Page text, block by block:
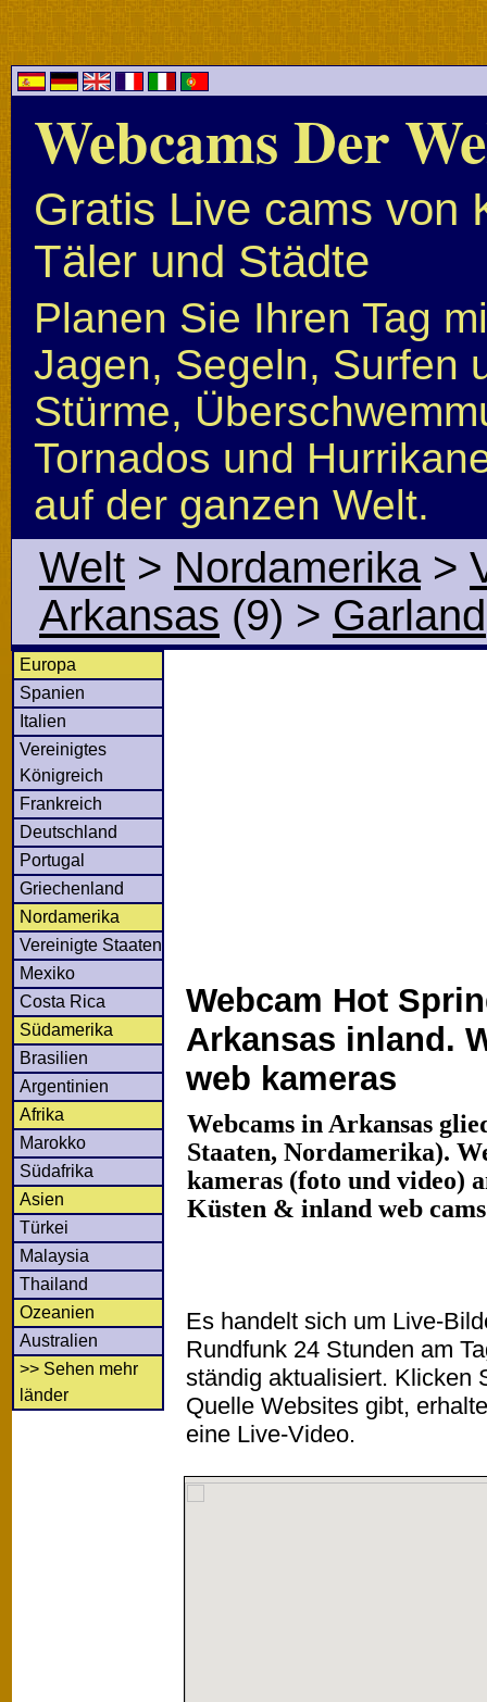
Webcams Der
Gratis Live cams von
Täler und Städte
Planen Sie Ihren Tag
Jagen, Segeln, Surfen
Stürme,
Tornados und
auf der ganzen Welt.
Welt > Nordamerika>
Arkansas (9) > Garland
Europa
Spanien
Italien
Vereinigtes
Königreich
Frankreich
Deutschland
Portugal
Griechenland
Nordamerika
Vereinigte Staaten
Mexiko
Costa Rica
Südamerika
Brasilien
Argentinien
Afrika
Marokko
Südafrika
Asien
Türkei
Malaysia
Thailand
Ozeanien
Australien
>> Sehen mehr
länder
Webcam Hot
Arkansas inland.
web kameras
Webcams in Arkansas
Staaten, Nordamerika).
kameras (foto und video)
Küsten & inland web
Es handelt sich um Live-
Rundfunk 24 Stunden am
ständig aktualisiert. Klicken
Quelle Websites gibt,
eine Live-Video.